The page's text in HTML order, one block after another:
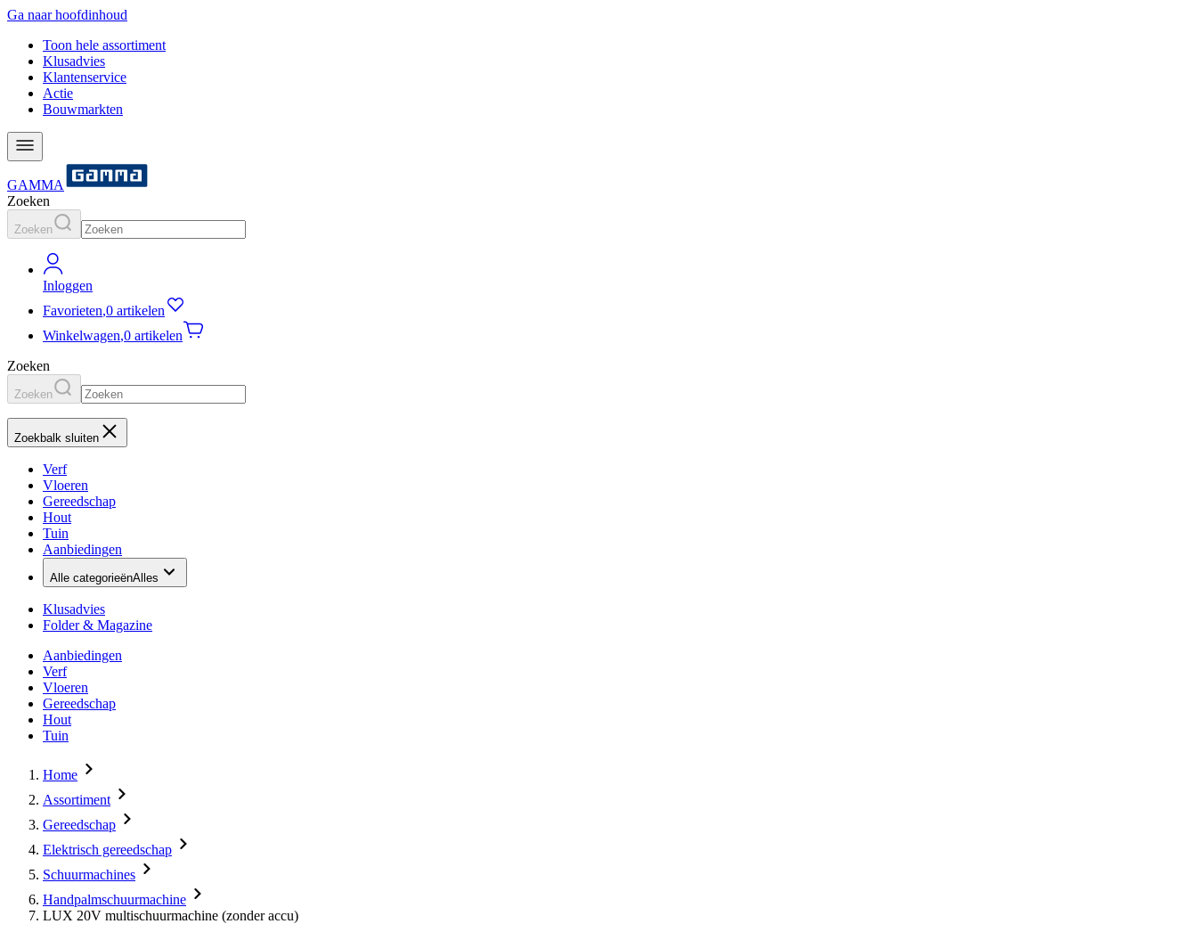
Ga naar hoofdinhoud
Toon hele assortiment
Klusadvies
Klantenservice
Actie
Bouwmarkten
GAMMA
Zoeken
Zoeken
Inloggen
Favorieten,0 artikelen
Winkelwagen,0 artikelen
Zoeken
Zoeken
Zoekbalk sluiten
Verf
Vloeren
Gereedschap
Hout
Tuin
Aanbiedingen
Alle categorieënAlles
Klusadvies
Folder & Magazine
Aanbiedingen
Verf
Vloeren
Gereedschap
Hout
Tuin
Home
Assortiment
Gereedschap
Elektrisch gereedschap
Schuurmachines
Handpalmschuurmachine
LUX 20V multischuurmachine (zonder accu)